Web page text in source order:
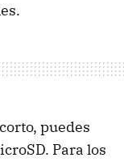
puedes
Para los